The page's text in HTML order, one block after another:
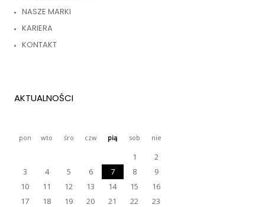
NASZE MARKI
KARIERA
KONTAKT
AKTUALNOŚCI
pon wto śro czw pią sob nie
1
2
3
4 5 6 7 8
9
10
11 12 13 14 15
16
17
18 19 20 21 22
23